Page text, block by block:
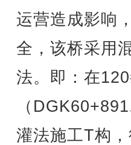
运营造成影响
全，该桥采用
法。即：在
（
灌法施工T构